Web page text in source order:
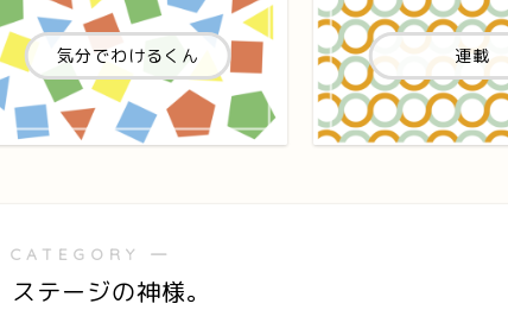
気分でわけるくん 連載
―
ステージの神様。